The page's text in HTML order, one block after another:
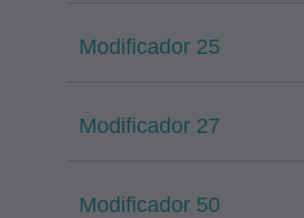
Modificador 25
Modificador 27
Modificador 50